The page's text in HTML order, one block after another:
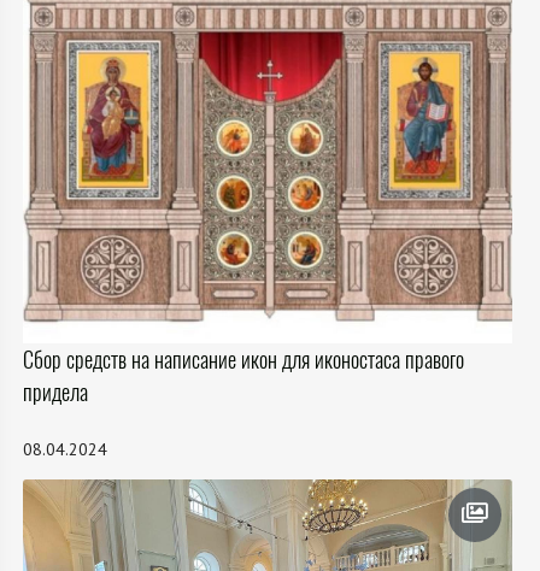
Сбор средств на написание икон для иконостаса правого
придела
08.04.2024